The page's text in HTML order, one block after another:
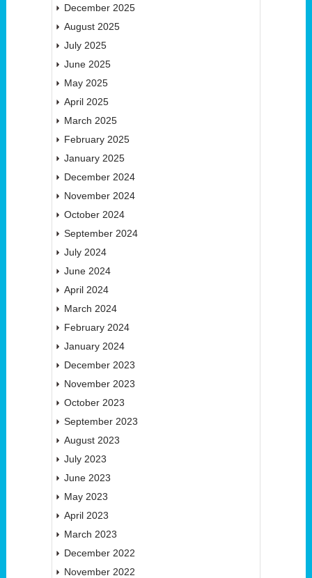
December 2025
August 2025
July 2025
June 2025
May 2025
April 2025
March 2025
February 2025
January 2025
December 2024
November 2024
October 2024
September 2024
July 2024
June 2024
April 2024
March 2024
February 2024
January 2024
December 2023
November 2023
October 2023
September 2023
August 2023
July 2023
June 2023
May 2023
April 2023
March 2023
December 2022
November 2022